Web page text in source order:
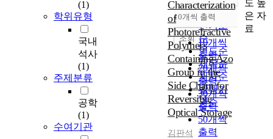
(1)
학위유형
국내
석사
(1)
주제분류
공학
(1)
수여기관
순
인기도
순
연도순
제목순
저자순
발행기
관순
내림차순
10개씩 출력
10개씩
출력
20개씩
출력
30개씩
출력
50개씩
출력
조회
Characterization
of
Photorefractive
Polymers
Containing Azo
Group in the
Side Chain for
Reversible
Optical Storage
김판석
도 높
은 자
료